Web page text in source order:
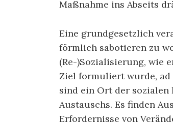
Maßnahme ins Abseits
Eine grundgesetzlich
förmlich sabotieren zu
(Re-)Sozialisierung, wie
Ziel formuliert wurde, ad
sind ein Ort der sozialen
Austauschs. Es finden
Erfordernisse von